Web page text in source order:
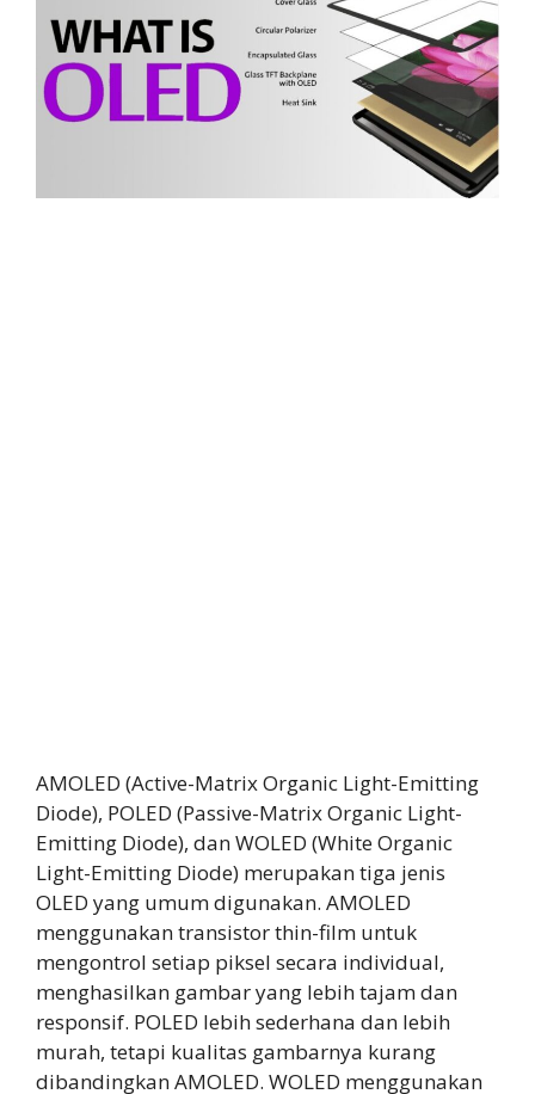
AMOLED (Active-Matrix Organic Light-Emitting
Diode), POLED (Passive-Matrix Organic Light-
Emitting Diode), dan WOLED (White Organic
Light-Emitting Diode) merupakan tiga jenis
OLED yang umum digunakan. AMOLED
menggunakan transistor thin-film untuk
mengontrol setiap piksel secara individual,
menghasilkan gambar yang lebih tajam dan
responsif. POLED lebih sederhana dan lebih
murah, tetapi kualitas gambarnya kurang
dibandingkan AMOLED. WOLED menggunakan